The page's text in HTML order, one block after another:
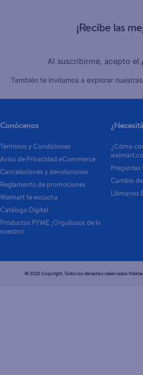
¡Recibe las
Al suscribirme, acepto el
También te invitamos a explorar
Conócenos
Términos y Condiciones
Aviso de Privacidad eCommerce
Cancelaciones y devoluciones
Reglamento de promociones
Walmart te escucha
Catálogo Digital
Productos PYME ¡Orgullosos de lo
nuestro!
¿Cómo
Preguntas
Cambio
Llámanos
© 2026 Copyright. Todos los derechos reservados